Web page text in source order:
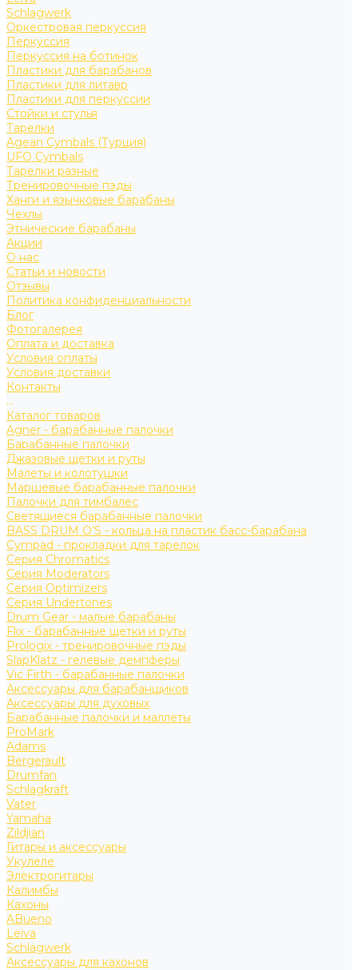
Schlagwerk
Оркестровая перкуссия
Перкуссия
Перкуссия на ботинок
Пластики для барабанов
Пластики для литавр
Пластики для перкуссии
Стойки и стулья
Тарелки
Agean Cymbals (Турция)
UFO Cymbals
Тарелки разные
Тренировочные пэды
Ханги и язычковые барабаны
Чехлы
Этнические барабаны
Акции
О нас
Статьи и новости
Отзывы
Политика конфиденциальности
Блог
Фотогалерея
Оплата и доставка
Условия оплаты
Условия доставки
Контакты
...
Каталог товаров
Agner - барабанные палочки
Барабанные палочки
Джазовые щетки и руты
Малеты и колотушки
Маршевые барабанные палочки
Палочки для тимбалес
Светящиеся барабанные палочки
BASS DRUM O’S - кольца на пластик басс-барабана
Cympad - прокладки для тарелок
Серия Chromatics
Серия Moderators
Серия Optimizers
Серия Undertones
Drum Gear - малые барабаны
Flix - барабанные щетки и руты
Prologix - тренировочные пэды
SlapKlatz - гелевые демпферы
Vic Firth - барабанные палочки
Аксессуары для барабанщиков
Аксессуары для духовых
Барабанные палочки и маллеты
ProMark
Adams
Bergerault
Drumfan
Schlagkraft
Vater
Yamaha
Zildjian
Гитары и аксессуары
Укулеле
Электрогитары
Калимбы
Кахоны
ABueno
Leiva
Schlagwerk
Аксессуары для кахонов